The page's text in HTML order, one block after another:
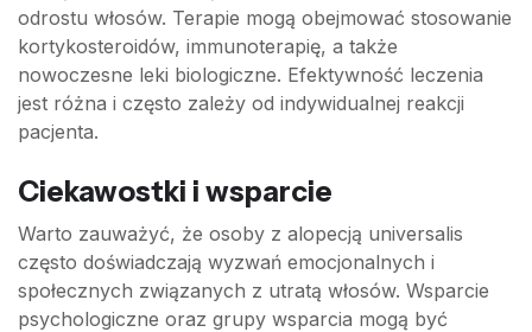
odrostu włosów. Terapie mogą obejmować stosowanie
kortykosteroidów, immunoterapię, a także
nowoczesne leki biologiczne. Efektywność leczenia
jest różna i często zależy od indywidualnej reakcji
pacjenta.
Ciekawostki i wsparcie
Warto zauważyć, że osoby z alopecją universalis
często doświadczają wyzwań emocjonalnych i
społecznych związanych z utratą włosów. Wsparcie
psychologiczne oraz grupy wsparcia mogą być